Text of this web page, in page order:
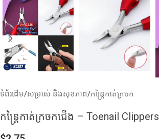
ទំព័រដើម/សម្រាស់ និងសុខភាព/កន្ត្រៃកាត់ក្រចក
កន្ត្រៃកាត់ក្រចកជើង – Toenail Clippers